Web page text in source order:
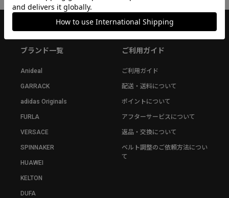
ブランド一覧
Anideal
GARRACK
adidas Originals
FURLA
VERSACE
SPINNAKER
HUAWEI
KELTON
DUFA
ご利用ガイド
ご利用ガイド
配送・送料について
ポイントについて
アフターサービスについて
返品・交換について
ベルト調整のご依頼方法につい
て